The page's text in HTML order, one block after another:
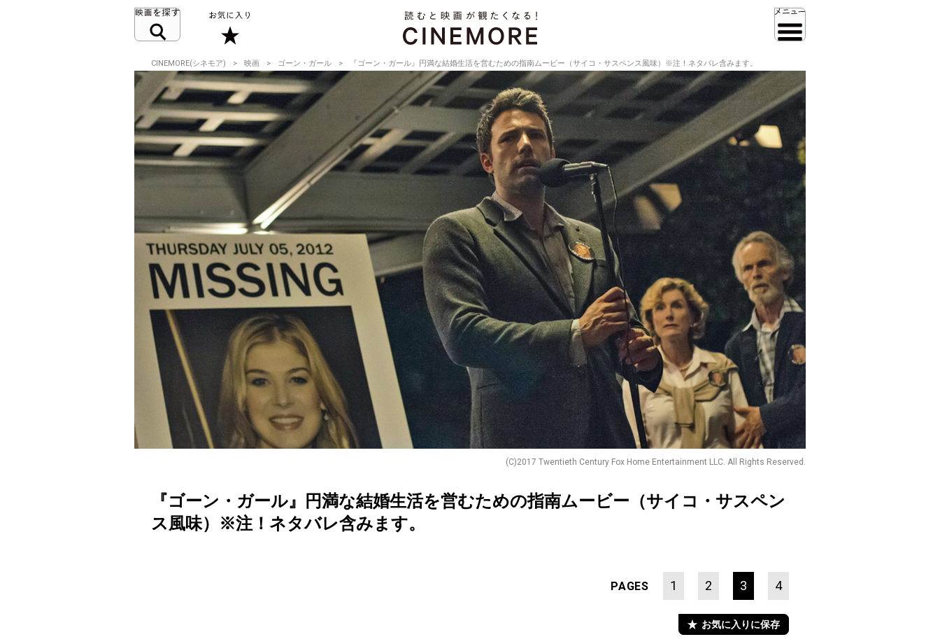
CINEMORE(シネモア) 映画 ゴーン・ガール 『ゴーン・ガール』円満な結婚生活を営むための指南ムービー（サイコ・サスペンス風味）※注！ネタバレ含みます。
(C)2017 Twentieth Century Fox Home Entertainment LLC. All Rights Reserved.
『ゴーン・ガール』円満な結婚生活を営むための指南ムービー（サイコ・サスペン
ス風味）※注！ネタバレ含みます。
PAGES 1 2 3 4
お気に入りに保存